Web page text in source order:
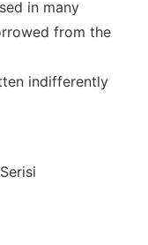
in many
from the
indifferently